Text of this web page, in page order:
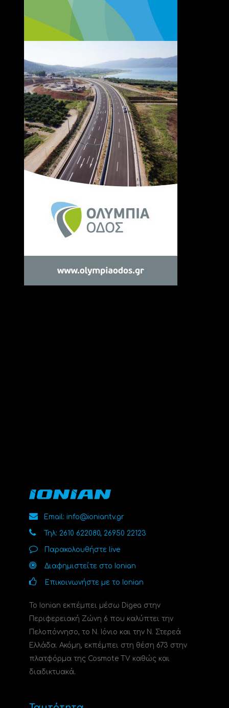
Email: info@ioniantv.gr
Τηλ: 2610 622080, 26950 22123
Παρακολουθήστε live
Διαφημιστείτε στο Ionian
Επικοινωνήστε με το Ionian
Το Ionian εκπέμπει μέσω Digea στην
Περιφερειακή Ζώνη 6 που καλύπτει την
Πελοπόννησο, το N. Ιόνιο και την Ν. Στερεά
Ελλάδα. Ακόμη, εκπέμπει στη θέση 673 στην
πλατφόρμα της Cosmote TV καθώς και
διαδικτυακά.